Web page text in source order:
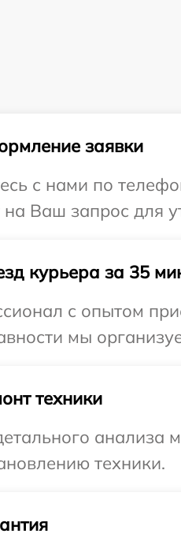
заявки
с нами по
на Ваш запрос для
курьера за 35
с опытом
мы
техники
анализа
техники.